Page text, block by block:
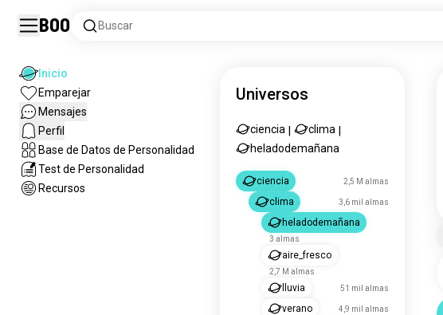
Boo Buscar
Inicio
Emparejar
Mensajes
Perfil
Base de Datos de Personalidad
Test de Personalidad
Recursos
Universos
ciencia clima
heladodemañana
ciencia 2,5 M almas
clima 3,6 mil almas
heladodemañana
3 almas
aire_fresco
2,7 M almas
lluvia 51 mil almas
verano 4,9 mil almas